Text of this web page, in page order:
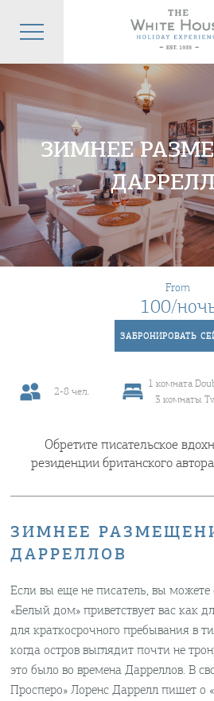
ЗИМНЕЕ
From
100/
ЗАБРОНИРОВАТЬ
2-8 чел.
1 комната
3 комнаты
Обретите писательское
резиденции британского
ЗИМНЕЕ
ДАРРЕЛЛОВ
Если вы еще не писатель, вы можете
«Белый дом» приветствует вас как
для краткосрочного пребывания в
когда остров выглядит почти не
это было во времена Дарреллов. В
Просперо» Лоренс Даррелл пишет о